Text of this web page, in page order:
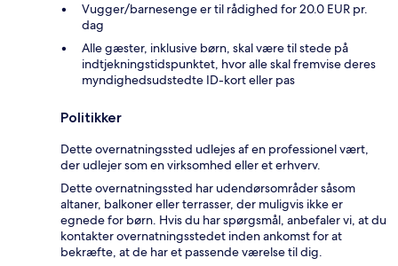
Vugger/barnesenge er til rådighed for 20.0 EUR pr.
dag
Alle gæster, inklusive børn, skal være til stede på
indtjekningstidspunktet, hvor alle skal fremvise deres
myndighedsudstedte ID-kort eller pas
Politikker
Dette overnatningssted udlejes af en professionel vært,
der udlejer som en virksomhed eller et erhverv.
Dette overnatningssted har udendørsområder såsom
altaner, balkoner eller terrasser, der muligvis ikke er
egnede for børn. Hvis du har spørgsmål, anbefaler vi, at du
kontakter overnatningsstedet inden ankomst for at
bekræfte, at de har et passende værelse til dig.